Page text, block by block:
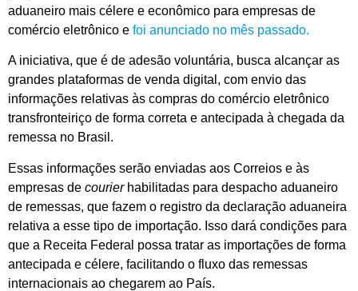
aduaneiro mais célere e econômico para empresas de
comércio eletrônico e foi anunciado no mês passado.
A iniciativa, que é de adesão voluntária, busca alcançar as
grandes plataformas de venda digital, com envio das
informações relativas às compras do comércio eletrônico
transfronteiriço de forma correta e antecipada à chegada da
remessa no Brasil.
Essas informações serão enviadas aos Correios e às
empresas de courierhabilitadas para despacho aduaneiro
de remessas, que fazem o registro da declaração aduaneira
relativa a esse tipo de importação. Isso dará condições para
que a Receita Federal possa tratar as importações de forma
antecipada e célere, facilitando o fluxo das remessas
internacionais ao chegarem ao País.